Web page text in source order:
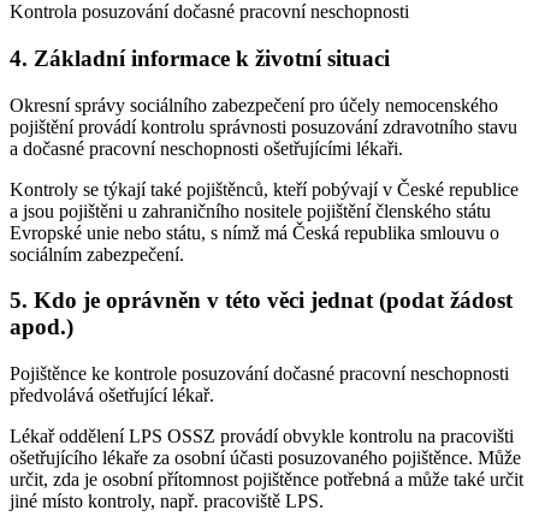
Kontrola posuzování dočasné pracovní neschopnosti
4. Základní informace k životní situaci
Okresní správy sociálního zabezpečení pro účely nemocenského
pojištění provádí kontrolu správnosti posuzování zdravotního stavu
a dočasné pracovní neschopnosti ošetřujícími lékaři.
Kontroly se týkají také pojištěnců, kteří pobývají v České republice
a jsou pojištěni u zahraničního nositele pojištění členského státu
Evropské unie nebo státu, s nímž má Česká republika smlouvu o
sociálním zabezpečení.
5. Kdo je oprávněn v této věci jednat (podat žádost
apod.)
Pojištěnce ke kontrole posuzování dočasné pracovní neschopnosti
předvolává ošetřující lékař.
Lékař oddělení LPS OSSZ provádí obvykle kontrolu na pracovišti
ošetřujícího lékaře za osobní účasti posuzovaného pojištěnce. Může
určit, zda je osobní přítomnost pojištěnce potřebná a může také určit
jiné místo kontroly, např. pracoviště LPS.